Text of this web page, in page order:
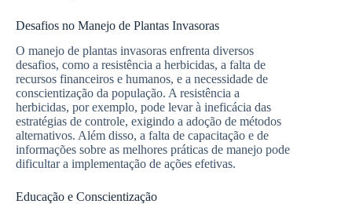
Desafios no Manejo de Plantas Invasoras
O manejo de plantas invasoras enfrenta diversos
desafios, como a resistência a herbicidas, a falta de
recursos financeiros e humanos, e a necessidade de
conscientização da população. A resistência a
herbicidas, por exemplo, pode levar à ineficácia das
estratégias de controle, exigindo a adoção de métodos
alternativos. Além disso, a falta de capacitação e de
informações sobre as melhores práticas de manejo pode
dificultar a implementação de ações efetivas.
Educação e Conscientização